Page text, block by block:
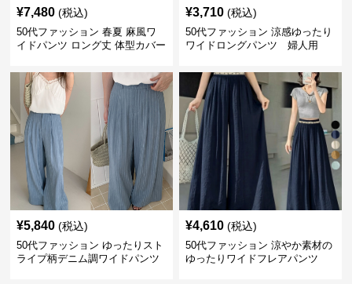
¥7,480 (税込)
50代ファッション 春夏 麻風ワ
イドパンツ ロング丈 体型カバー
¥3,710 (税込)
50代ファッション 涼感ゆったり
ワイドロングパンツ 婦人用
¥5,840 (税込)
50代ファッション ゆったりスト
ライプ柄デニム調ワイドパンツ
¥4,610 (税込)
50代ファッション 涼やか素材の
ゆったりワイドフレアパンツ